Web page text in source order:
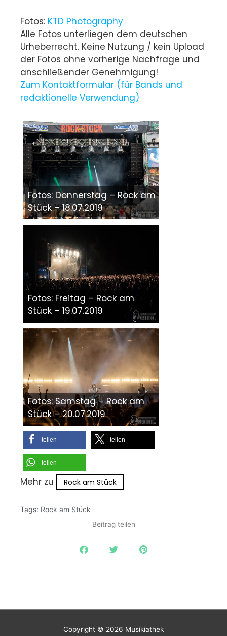
Fotos: KTD Photography
Alle Fotos unterliegen dem deutschen
Urheberrecht. Keine Nutzung / kein Upload
der Fotos ohne vorherige Nachfrage und
anschließender Genehmigung!
Zum Kontaktformular (für Bands und
redaktionelle Verwendung)
Fotos: Donnerstag – Rock am
Stück – 18.07.2019
Fotos: Freitag – Rock am
Stück – 19.07.2019
Fotos: Samstag – Rock am
Stück – 20.07.2019
teilen teilen
teilen
Mehr zu Rock am Stück
Tags: Rock am Stück
Beitrag teilen
Copyright © 2026 Musikiathek